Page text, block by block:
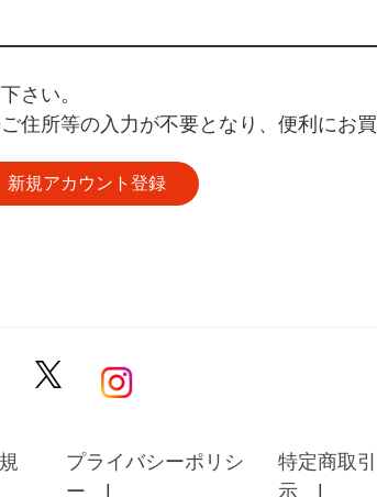
さい。
所等の入力が不要となり、便利にお
プライバシーポリシ
ー
特定商取
示